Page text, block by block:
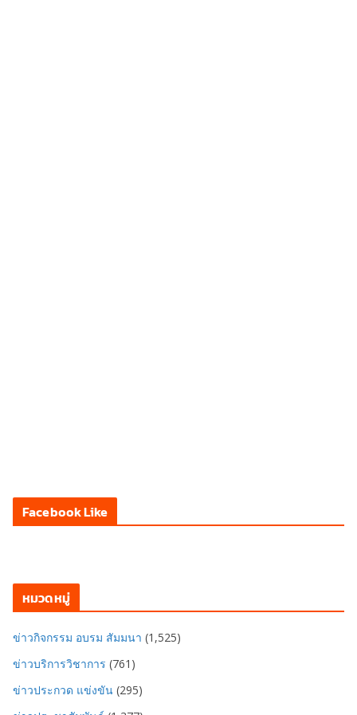
Facebook Like
หมวดหมู่
ข่าวกิจกรรม อบรม สัมมนา (1,525)
ข่าวบริการวิชาการ (761)
ข่าวประกวด แข่งขัน (295)